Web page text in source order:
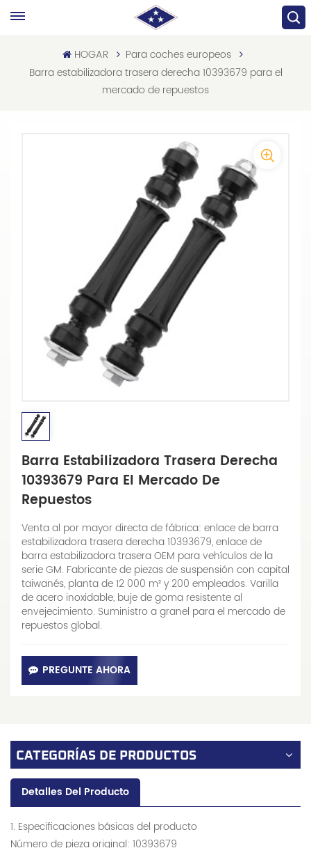
HOGAR
Para coches europeos
Barra estabilizadora trasera derecha 10393679 para el
mercado de repuestos
Barra Estabilizadora Trasera Derecha
10393679 Para El Mercado De
Repuestos
Venta al por mayor directa de fábrica: enlace de barra
estabilizadora trasera derecha 10393679, enlace de
barra estabilizadora trasera OEM para vehículos de la
serie GM. Fabricante de piezas de suspensión con capital
taiwanés, planta de 12 000 m² y 200 empleados. Varilla
de acero inoxidable, buje de goma resistente al
envejecimiento. Suministro a granel para el mercado de
repuestos global.
PREGUNTE AHORA
CATEGORÍAS DE PRODUCTOS
Detalles Del Producto
1. Especificaciones básicas del producto
Número de pieza original: 10393679